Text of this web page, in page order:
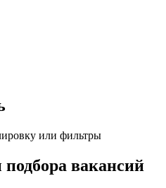
или фильтры
вакансий